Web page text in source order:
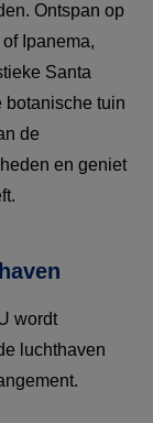
Ontspan op
Ipanema,
Santa
botanische tuin
de
en geniet
wordt
luchthaven